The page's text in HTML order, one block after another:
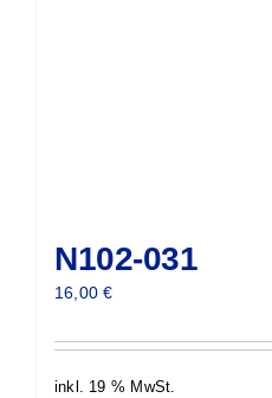
N102-031
16,00€
inkl. 19 % MwSt.